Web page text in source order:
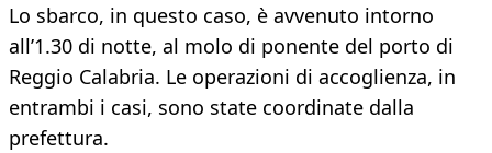
Lo sbarco, in questo caso, è avvenuto intorno
all’1.30 di notte, al molo di ponente del porto di
Reggio Calabria. Le operazioni di accoglienza, in
entrambi i casi, sono state coordinate dalla
prefettura.